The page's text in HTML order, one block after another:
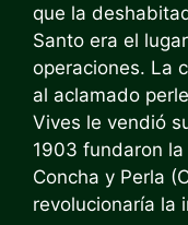
que la
Santo era el
operaciones. La
al aclamado
Vives le vendió
1903 fundaron
Concha y Perla
revolucionaría la